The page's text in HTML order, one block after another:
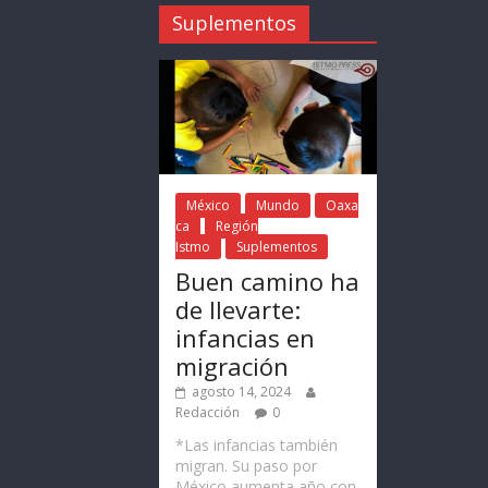
Suplementos
México Mundo
Oaxa
ca
Región
Istmo
Suplementos
Buen camino ha
de llevarte:
infancias en
migración
agosto 14, 2024
Redacción
0
*Las infancias también
migran. Su paso por